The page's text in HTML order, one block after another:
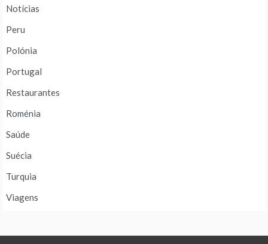
Notícias
Peru
Polónia
Portugal
Restaurantes
Roménia
Saúde
Suécia
Turquia
Viagens